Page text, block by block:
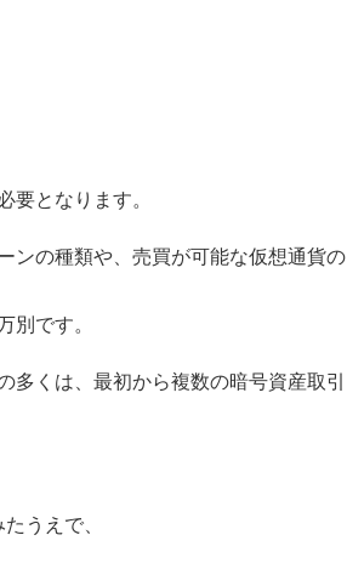
要となります。
ンの種類や、売買が可能な仮想通貨の
別です。
くは、最初から複数の暗号資産取引
うえで、